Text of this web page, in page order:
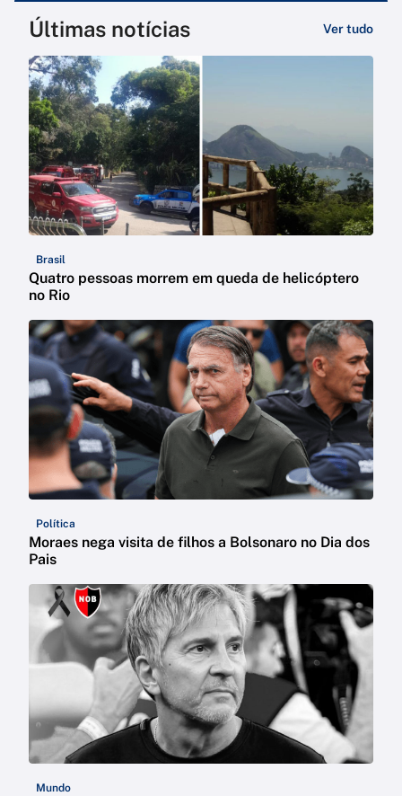
Últimas notícias Ver tudo
Brasil
Quatro pessoas morrem em queda de helicóptero
no Rio
Política
Moraes nega visita de filhos a Bolsonaro no Dia dos
Pais
Mundo